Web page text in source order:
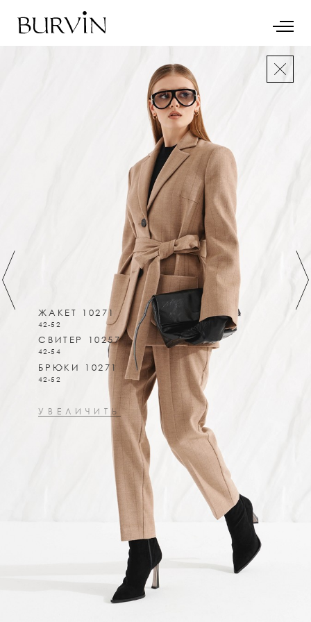
ЖАКЕТ 10271
42-52
СВИТЕР 10257
42-54
БРЮКИ 10271
42-52
УВЕЛИЧИТЬ